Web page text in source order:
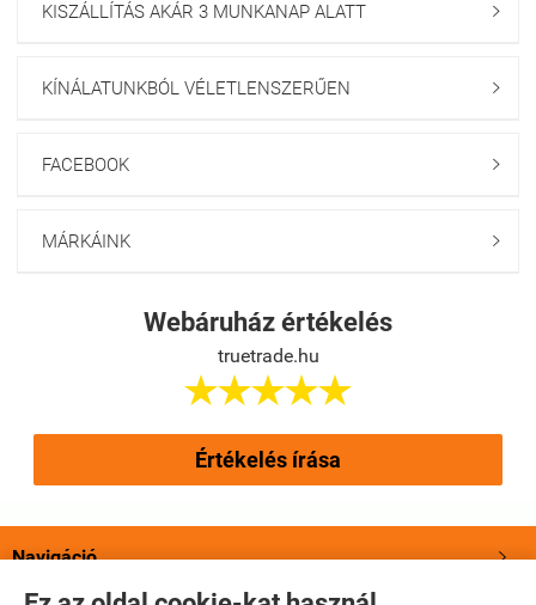
KISZÁLLÍTÁS AKÁR 3 MUNKANAP ALATT 
KÍNÁLATUNKBÓL VÉLETLENSZERŰEN 
FACEBOOK 
MÁRKÁINK 
Webáruház értékelés
truetrade.hu

Értékelés írása
Navigáció 